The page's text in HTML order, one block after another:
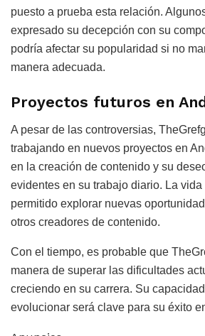
puesto a prueba esta relación.
expresado su decepción con su
podría afectar su popularidad si no
manera adecuada.
Proyectos futuros en
A pesar de las controversias,
trabajando en nuevos proyectos en
en la creación de contenido y su
evidentes en su trabajo diario. La vida
permitido explorar nuevas
otros creadores de contenido.
Con el tiempo, es probable que
manera de superar las dificultades
creciendo en su carrera. Su
evolucionar será clave para su éxito